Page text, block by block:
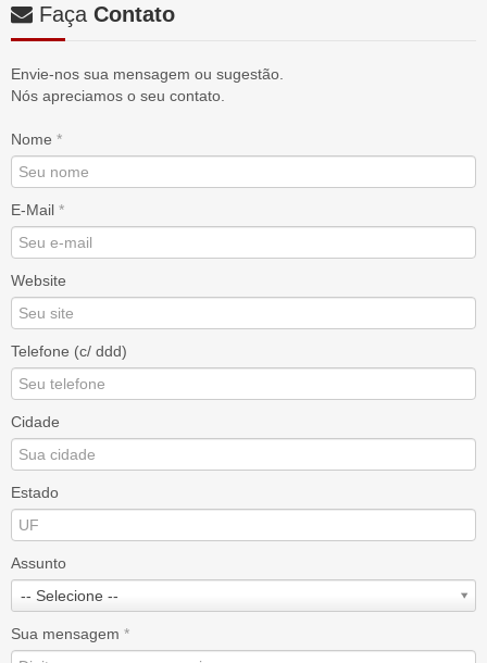
Faça Contato
Envie-nos sua mensagem ou sugestão.
Nós apreciamos o seu contato.
Nome *
E-Mail *
Website
Telefone (c/ ddd)
Cidade
Estado
Assunto
-- Selecione --
Sua mensagem *